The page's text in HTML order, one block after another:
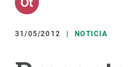
31/05/2012 NOTICIA
responsive